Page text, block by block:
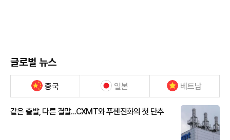
글로벌 뉴스
중국 일본 베트남
같은 출발, 다른 결말...CXMT와 푸젠진화의 첫 단추